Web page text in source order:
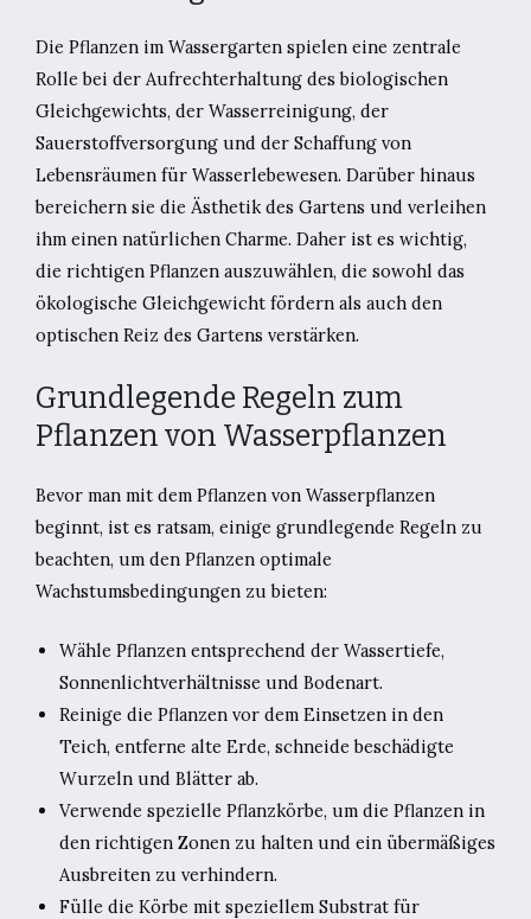
Die Pflanzen im Wassergarten spielen eine zentrale
Rolle bei der Aufrechterhaltung des biologischen
Gleichgewichts, der Wasserreinigung, der
Sauerstoffversorgung und der Schaffung von
Lebensräumen für Wasserlebewesen. Darüber hinaus
bereichern sie die Ästhetik des Gartens und verleihen
ihm einen natürlichen Charme. Daher ist es wichtig,
die richtigen Pflanzen auszuwählen, die sowohl das
ökologische Gleichgewicht fördern als auch den
optischen Reiz des Gartens verstärken.
Grundlegende Regeln zum
Pflanzen von Wasserpflanzen
Bevor man mit dem Pflanzen von Wasserpflanzen
beginnt, ist es ratsam, einige grundlegende Regeln zu
beachten, um den Pflanzen optimale
Wachstumsbedingungen zu bieten:
Wähle Pflanzen entsprechend der Wassertiefe,
Sonnenlichtverhältnisse und Bodenart.
Reinige die Pflanzen vor dem Einsetzen in den
Teich, entferne alte Erde, schneide beschädigte
Wurzeln und Blätter ab.
Verwende spezielle Pflanzkörbe, um die Pflanzen in
den richtigen Zonen zu halten und ein übermäßiges
Ausbreiten zu verhindern.
Fülle die Körbe mit speziellem Substrat für